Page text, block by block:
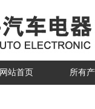
网站首页 所有